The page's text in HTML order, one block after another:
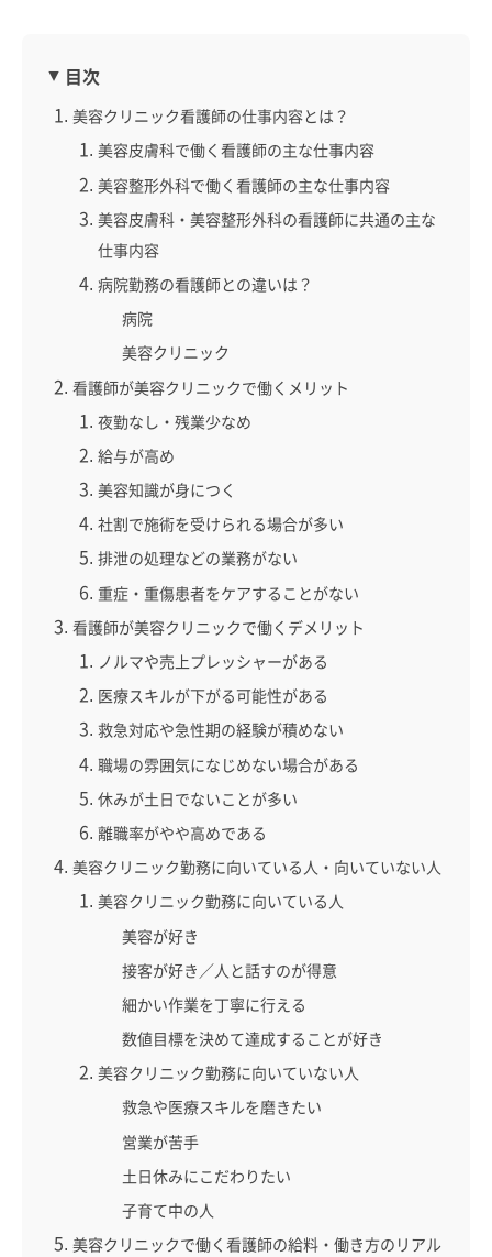
目次
美容クリニック看護師の仕事内容とは？
美容皮膚科で働く看護師の主な仕事内容
美容整形外科で働く看護師の主な仕事内容
美容皮膚科・美容整形外科の看護師に共通の主な
仕事内容
病院勤務の看護師との違いは？
病院
美容クリニック
看護師が美容クリニックで働くメリット
夜勤なし・残業少なめ
給与が高め
美容知識が身につく
社割で施術を受けられる場合が多い
排泄の処理などの業務がない
重症・重傷患者をケアすることがない
看護師が美容クリニックで働くデメリット
ノルマや売上プレッシャーがある
医療スキルが下がる可能性がある
救急対応や急性期の経験が積めない
職場の雰囲気になじめない場合がある
休みが土日でないことが多い
離職率がやや高めである
美容クリニック勤務に向いている人・向いていない人
美容クリニック勤務に向いている人
美容が好き
接客が好き／人と話すのが得意
細かい作業を丁寧に行える
数値目標を決めて達成することが好き
美容クリニック勤務に向いていない人
救急や医療スキルを磨きたい
営業が苦手
土日休みにこだわりたい
子育て中の人
美容クリニックで働く看護師の給料・働き方のリアル